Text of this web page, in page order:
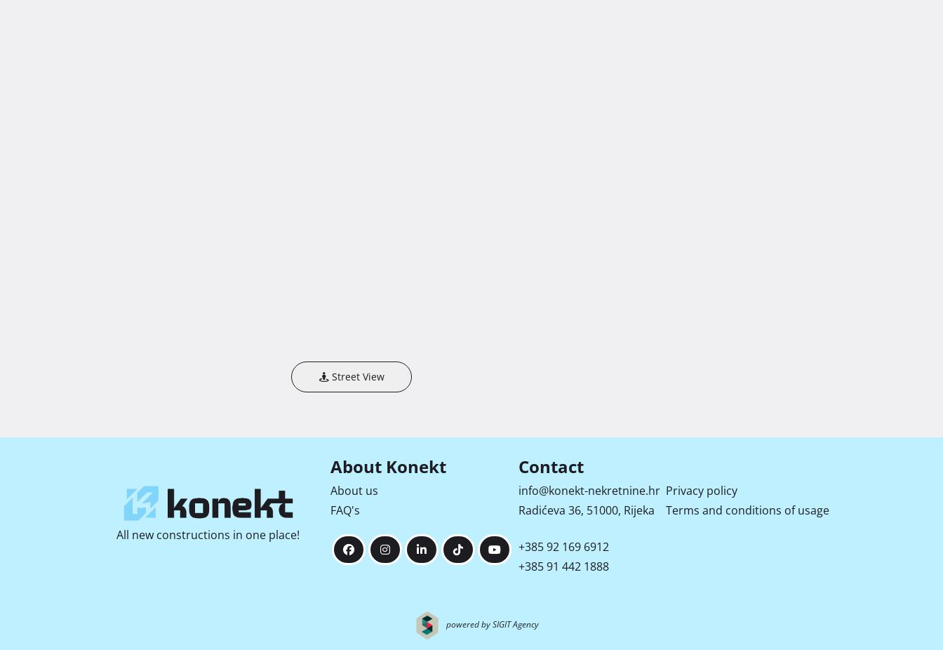
Street View
All new constructions in one place!
About Konekt
About us
FAQ's
Contact
info@konekt-nekretnine.hr
Radićeva 36, 51000, Rijeka
+385 92 169 6912
+385 91 442 1888
Privacy policy
Terms and conditions of usage
powered by SIGIT Agency